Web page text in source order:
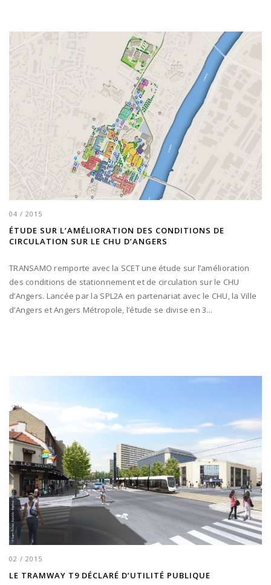
04 / 2015
ÉTUDE SUR L’AMÉLIORATION DES CONDITIONS DE
CIRCULATION SUR LE CHU D’ANGERS
TRANSAMO remporte avec la SCET une étude sur l’amélioration
des conditions de stationnement et de circulation sur le CHU
d’Angers. Lancée par la SPL2A en partenariat avec le CHU, la Ville
d’Angers et Angers Métropole, l’étude se divise en 3...
02 / 2015
LE TRAMWAY T9 DÉCLARÉ D’UTILITÉ PUBLIQUE